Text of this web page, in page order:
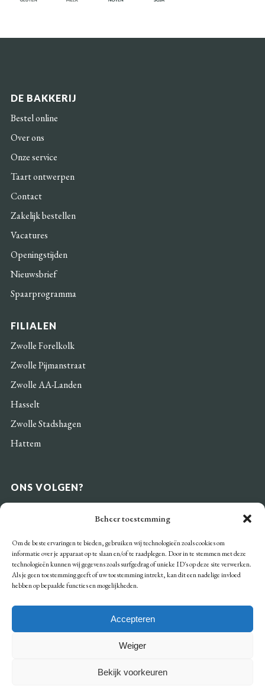
Beheer toestemming
Om de beste ervaringen te bieden, gebruiken wij technologieën zoals cookies om
informatie over je apparaat op te slaan en/of te raadplegen. Door in te stemmen met deze
technologieën kunnen wij gegevens zoals surfgedrag of unieke ID's op deze site verwerken.
Als je geen toestemming geeft of uw toestemming intrekt, kan dit een nadelige invloed
hebben op bepaalde functies en mogelijkheden.
Accepteren
Weiger
Bekijk voorkeuren
DE BAKKERIJ
Bestel online
Over ons
Onze service
Taart ontwerpen
Contact
Zakelijk bestellen
Vacatures
Openingstijden
Nieuwsbrief
Spaarprogramma
FILIALEN
Zwolle Forelkolk
Zwolle Pijmanstraat
Zwolle AA-Landen
Hasselt
Zwolle Stadshagen
Hattem
ONS VOLGEN?
BETAALMOGELIJKHEDEN